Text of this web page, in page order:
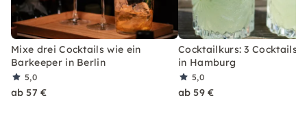
Mixe drei Cocktails wie ein
Barkeeper in Berlin
5,0
ab 57 €
Cocktailkurs: 3 Cocktails
in Hamburg
5,0
ab 59 €